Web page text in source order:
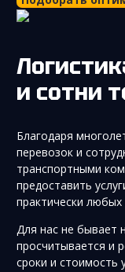
Логистика грузов в десятки
и сотни
Благодаря
перевозок и
транспортными
предоставить
практически
Для нас не бывает
просчитывается и
сроки и стоимость